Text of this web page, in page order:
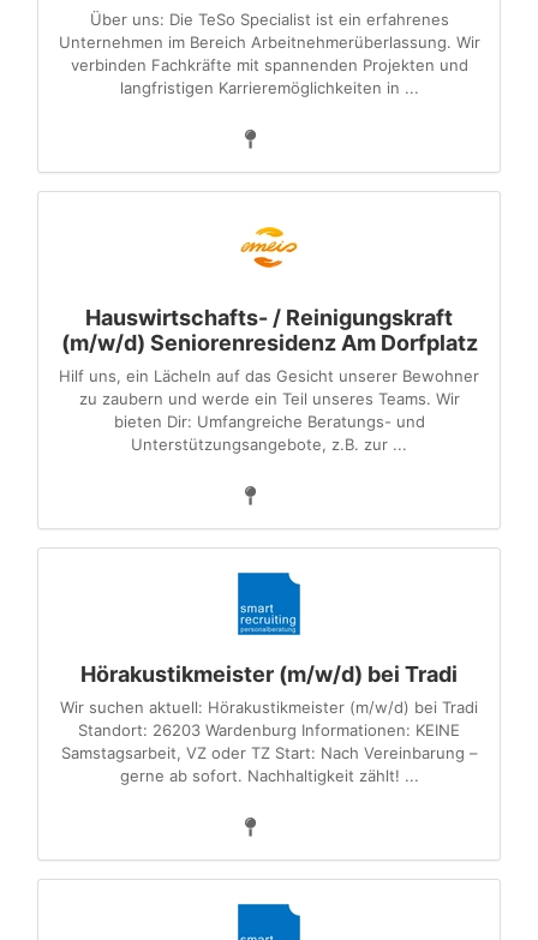
Über uns: Die TeSo Specialist ist ein erfahrenes
Unternehmen im Bereich Arbeitnehmerüberlassung. Wir
verbinden Fachkräfte mit spannenden Projekten und
langfristigen Karrieremöglichkeiten in ...
Hauswirtschafts- / Reinigungskraft
(m/w/d) Seniorenresidenz Am Dorfplatz
Hilf uns, ein Lächeln auf das Gesicht unserer Bewohner
zu zaubern und werde ein Teil unseres Teams. Wir
bieten Dir: Umfangreiche Beratungs- und
Unterstützungsangebote, z.B. zur ...
Hörakustikmeister (m/w/d) bei Tradi
Wir suchen aktuell: Hörakustikmeister (m/w/d) bei Tradi
Standort: 26203 Wardenburg Informationen: KEINE
Samstagsarbeit, VZ oder TZ Start: Nach Vereinbarung –
gerne ab sofort. Nachhaltigkeit zählt! ...